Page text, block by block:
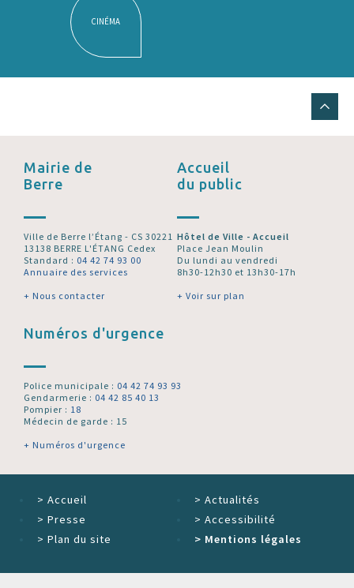
CINÉMA
Mairie de
Berre
Ville de Berre l’Étang - CS 30221
13138 BERRE L'ÉTANG Cedex
Standard : 04 42 74 93 00
Annuaire des services
+ Nous contacter
Accueil
du public
Hôtel de Ville - Accueil
Place Jean Moulin
Du lundi au vendredi
8h30-12h30 et 13h30-17h
+ Voir sur plan
Numéros d'urgence
Police municipale : 04 42 74 93 93
Gendarmerie : 04 42 85 40 13
Pompier : 18
Médecin de garde : 15
+ Numéros d'urgence
> Accueil > Actualités
> Presse > Accessibilité
> Plan du site > Mentions légales